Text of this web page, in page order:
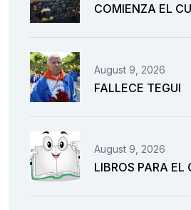
COMIENZA EL
August 9, 2026
FALLECE TEGUI
August 9, 2026
LIBROS PARA EL